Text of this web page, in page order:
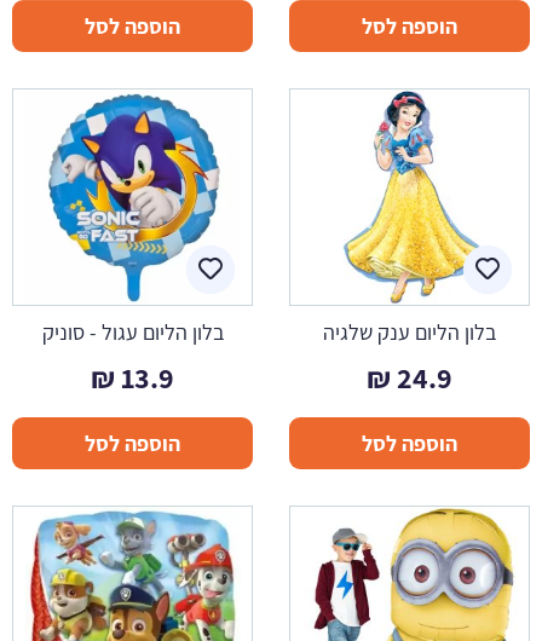
הוספה לסל הוספה לסל
בלון הליום ענק שלגיה
24.9
₪
הוספה לסל
בלון הליום עגול - סוניק
13.9
₪
הוספה לסל